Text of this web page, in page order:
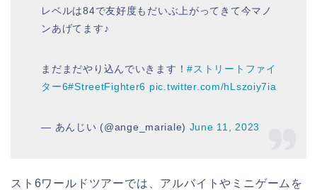
レベルは84で友好度もだいぶ上がってきて今マノ
ンあげてます♪
まだまだやり込んでいきます！#ストリートファイ
ター6#StreetFighter6 pic.twitter.com/hLszoiy7ia
— あんじい (@ange_mariale) June 11, 2023
スト6ワールドツアーでは、アルバイトやミニゲームを